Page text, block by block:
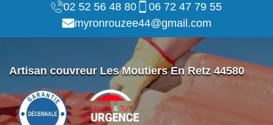
02 52 56 48 80
06 72 47 79 55
myronrouzee44@gmail.com
Artisan couvreur Les Moutiers En Retz 44580